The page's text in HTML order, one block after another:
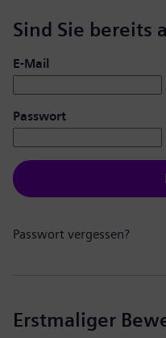
Sind Sie bereits
Login: Benutzer und
E-Mail
Passwort
Passwort vergessen?
Erstmaliger